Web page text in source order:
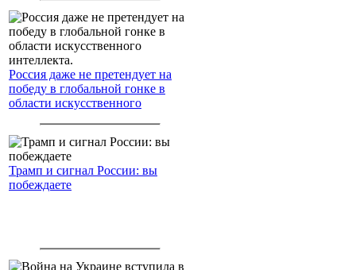
Россия даже не претендует на
победу в глобальной гонке в
области искусственного
Трамп и сигнал России: вы
побеждаете